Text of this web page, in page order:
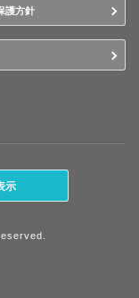
護方針
示